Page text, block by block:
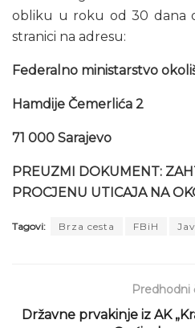
obliku u roku od 30 dana
stranici na adresu:
Federalno ministarstvo
Hamdije Čemerlića 2
71 000 Sarajevo
PREUZMI DOKUMENT:
PROCJENU UTICAJA NA
Tagovi: Brza cesta FBiH
Predhodni
Državne prvakinje iz AK